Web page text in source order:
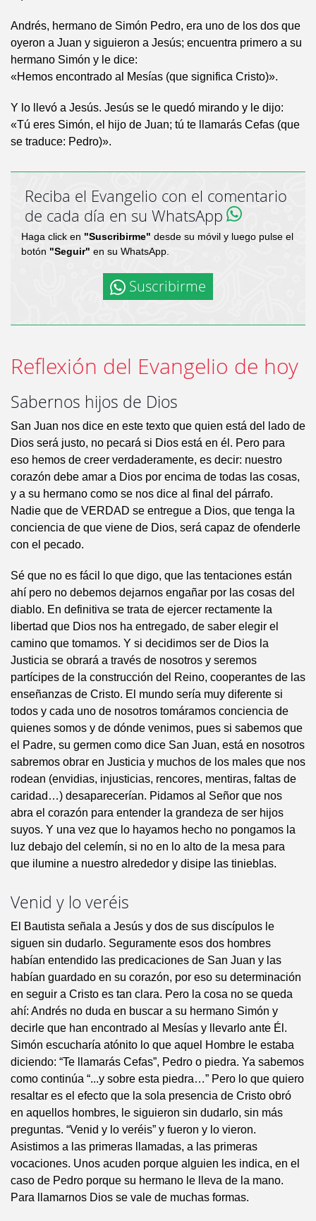
Andrés, hermano de Simón Pedro, era uno de los dos que
oyeron a Juan y siguieron a Jesús; encuentra primero a su
hermano Simón y le dice:
«Hemos encontrado al Mesías (que significa Cristo)».
Y lo llevó a Jesús. Jesús se le quedó mirando y le dijo:
«Tú eres Simón, el hijo de Juan; tú te llamarás Cefas (que
se traduce: Pedro)».
Reciba el Evangelio con el comentario
de cada día en su WhatsApp
Haga click en "Suscribirme" desde su móvil y luego pulse el
botón "Seguir" en su WhatsApp.
Suscribirme
Reflexión del Evangelio de hoy
Sabernos hijos de Dios
San Juan nos dice en este texto que quien está del lado de
Dios será justo, no pecará si Dios está en él. Pero para
eso hemos de creer verdaderamente, es decir: nuestro
corazón debe amar a Dios por encima de todas las cosas,
y a su hermano como se nos dice al final del párrafo.
Nadie que de VERDAD se entregue a Dios, que tenga la
conciencia de que viene de Dios, será capaz de ofenderle
con el pecado.
Sé que no es fácil lo que digo, que las tentaciones están
ahí pero no debemos dejarnos engañar por las cosas del
diablo. En definitiva se trata de ejercer rectamente la
libertad que Dios nos ha entregado, de saber elegir el
camino que tomamos. Y si decidimos ser de Dios la
Justicia se obrará a través de nosotros y seremos
partícipes de la construcción del Reino, cooperantes de las
enseñanzas de Cristo. El mundo sería muy diferente si
todos y cada uno de nosotros tomáramos conciencia de
quienes somos y de dónde venimos, pues si sabemos que
el Padre, su germen como dice San Juan, está en nosotros
sabremos obrar en Justicia y muchos de los males que nos
rodean (envidias, injusticias, rencores, mentiras, faltas de
caridad…) desaparecerían. Pidamos al Señor que nos
abra el corazón para entender la grandeza de ser hijos
suyos. Y una vez que lo hayamos hecho no pongamos la
luz debajo del celemín, si no en lo alto de la mesa para
que ilumine a nuestro alrededor y disipe las tinieblas.
Venid y lo veréis
El Bautista señala a Jesús y dos de sus discípulos le
siguen sin dudarlo. Seguramente esos dos hombres
habían entendido las predicaciones de San Juan y las
habían guardado en su corazón, por eso su determinación
en seguir a Cristo es tan clara. Pero la cosa no se queda
ahí: Andrés no duda en buscar a su hermano Simón y
decirle que han encontrado al Mesías y llevarlo ante Él.
Simón escucharía atónito lo que aquel Hombre le estaba
diciendo: “Te llamarás Cefas”, Pedro o piedra. Ya sabemos
como continúa “...y sobre esta piedra…” Pero lo que quiero
resaltar es el efecto que la sola presencia de Cristo obró
en aquellos hombres, le siguieron sin dudarlo, sin más
preguntas. “Venid y lo veréis” y fueron y lo vieron.
Asistimos a las primeras llamadas, a las primeras
vocaciones. Unos acuden porque alguien les indica, en el
caso de Pedro porque su hermano le lleva de la mano.
Para llamarnos Dios se vale de muchas formas.